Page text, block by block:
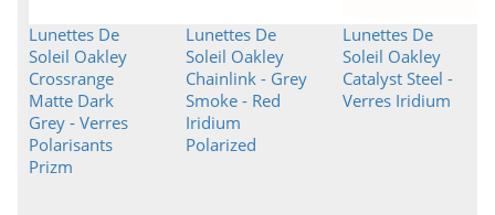
Lunettes De
Soleil Oakley
Crossrange
Matte Dark
Grey - Verres
Polarisants
Prizm
Lunettes De
Soleil Oakley
Chainlink - Grey
Smoke - Red
Iridium
Polarized
Lunettes De
Soleil Oakley
Catalyst Steel -
Verres Iridium